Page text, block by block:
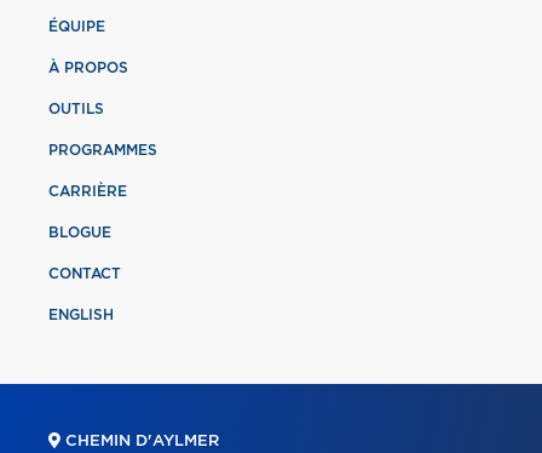
ÉQUIPE
À PROPOS
OUTILS
PROGRAMMES
CARRIÈRE
BLOGUE
CONTACT
ENGLISH
CHEMIN D'AYLMER